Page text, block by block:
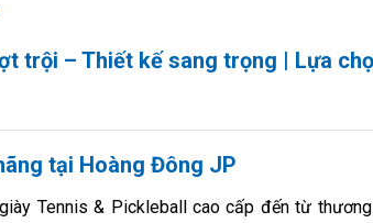
trội – Thiết kế sang trọng | Lựa
tại Hoàng Đông JP
Tennis & Pickleball cao cấp đến từ